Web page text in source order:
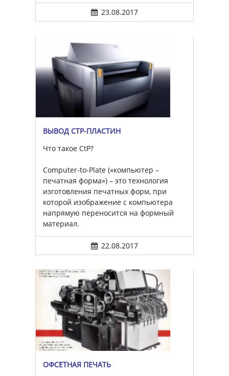
23.08.2017
ВЫВОД CTP-ПЛАСТИН
Что такое CtP?
Computer-to-Plate («компьютер –
печатная форма») – это технология
изготовления печатных форм, при
которой изображение с компьютера
напрямую переносится на формный
материал.
22.08.2017
ОФСЕ́ТНАЯ ПЕЧА́ТЬ